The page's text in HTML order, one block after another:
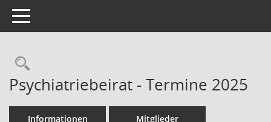
Toggle navigation
Rechercheauswahl
Psychiatriebeirat - Termine 2025
Informationen Mitglieder